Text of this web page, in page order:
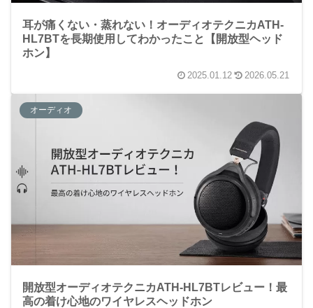
耳が痛くない・蒸れない！オーディオテクニカATH-
HL7BTを長期使用してわかったこと【開放型ヘッド
ホン】
2025.01.12 2026.05.21
オーディオ
開放型オーディオテクニカATH-HL7BTレビュー！最
高の着け心地のワイヤレスヘッドホン